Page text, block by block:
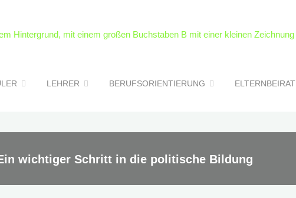
LEHRER BERUFSORIENTIERUNG ELTERNBEIRAT
wichtiger Schritt in die politische Bildung